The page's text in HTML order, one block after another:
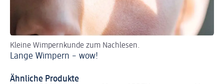
Kleine Wimpernkunde zum Nachlesen.
Lange Wimpern – wow!
Ähnliche Produkte